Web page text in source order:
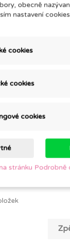
obecně
nastavení
cookies
cookies
cookies
stránku Podrobně